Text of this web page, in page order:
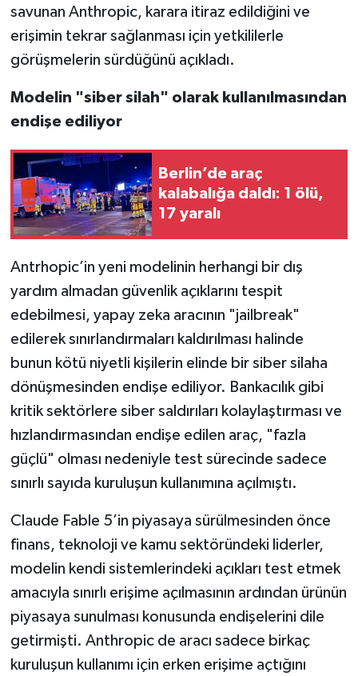
savunan Anthropic, karara itiraz edildiğini ve
erişimin tekrar sağlanması için yetkililerle
görüşmelerin sürdüğünü açıkladı.
Modelin "siber silah" olarak kullanılmasından
endişe ediliyor
Berlin’de araç
kalabalığa daldı: 1 ölü,
17 yaralı
Antrhopic’in yeni modelinin herhangi bir dış
yardım almadan güvenlik açıklarını tespit
edebilmesi, yapay zeka aracının "jailbreak"
edilerek sınırlandırmaları kaldırılması halinde
bunun kötü niyetli kişilerin elinde bir siber silaha
dönüşmesinden endişe ediliyor. Bankacılık gibi
kritik sektörlere siber saldırıları kolaylaştırması ve
hızlandırmasından endişe edilen araç, "fazla
güçlü" olması nedeniyle test sürecinde sadece
sınırlı sayıda kuruluşun kullanımına açılmıştı.
Claude Fable 5’in piyasaya sürülmesinden önce
finans, teknoloji ve kamu sektöründeki liderler,
modelin kendi sistemlerindeki açıkları test etmek
amacıyla sınırlı erişime açılmasının ardından ürünün
piyasaya sunulması konusunda endişelerini dile
getirmişti. Anthropic de aracı sadece birkaç
kuruluşun kullanımı için erken erişime açtığını